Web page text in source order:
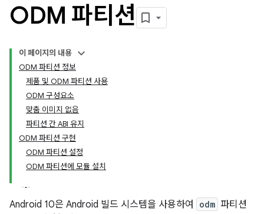
ODM 파티션
이 페이지의 내용
ODM 파티션 정보
제품 및 ODM 파티션 사용
ODM 구성요소
맞춤 이미지 없음
파티션 간 ABI 유지
ODM 파티션 구현
ODM 파티션 설정
ODM 파티션에 모듈 설치
Android 10은 Android 빌드 시스템을 사용하여 odm 파티션